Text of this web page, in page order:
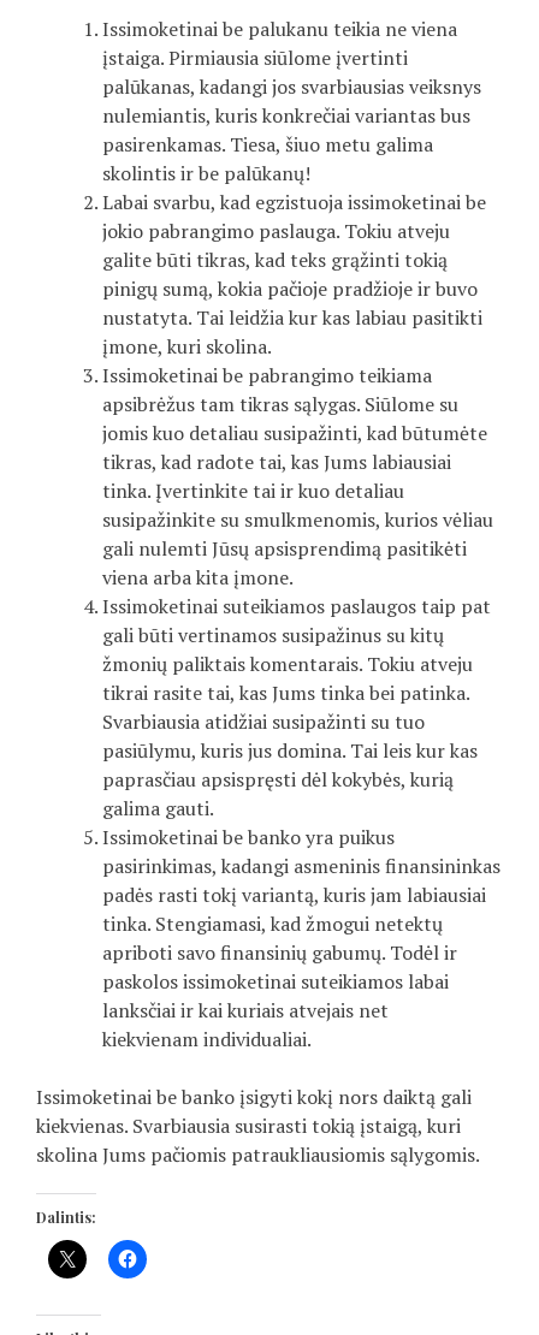
Issimoketinai be palukanu teikia ne viena
įstaiga. Pirmiausia siūlome įvertinti
palūkanas, kadangi jos svarbiausias veiksnys
nulemiantis, kuris konkrečiai variantas bus
pasirenkamas. Tiesa, šiuo metu galima
skolintis ir be palūkanų!
Labai svarbu, kad egzistuoja issimoketinai be
jokio pabrangimo paslauga. Tokiu atveju
galite būti tikras, kad teks grąžinti tokią
pinigų sumą, kokia pačioje pradžioje ir buvo
nustatyta. Tai leidžia kur kas labiau pasitikti
įmone, kuri skolina.
Issimoketinai be pabrangimo teikiama
apsibrėžus tam tikras sąlygas. Siūlome su
jomis kuo detaliau susipažinti, kad būtumėte
tikras, kad radote tai, kas Jums labiausiai
tinka. Įvertinkite tai ir kuo detaliau
susipažinkite su smulkmenomis, kurios vėliau
gali nulemti Jūsų apsisprendimą pasitikėti
viena arba kita įmone.
Issimoketinai suteikiamos paslaugos taip pat
gali būti vertinamos susipažinus su kitų
žmonių paliktais komentarais. Tokiu atveju
tikrai rasite tai, kas Jums tinka bei patinka.
Svarbiausia atidžiai susipažinti su tuo
pasiūlymu, kuris jus domina. Tai leis kur kas
paprasčiau apsispręsti dėl kokybės, kurią
galima gauti.
Issimoketinai be banko yra puikus
pasirinkimas, kadangi asmeninis finansininkas
padės rasti tokį variantą, kuris jam labiausiai
tinka. Stengiamasi, kad žmogui netektų
apriboti savo finansinių gabumų. Todėl ir
paskolos issimoketinai suteikiamos labai
lanksčiai ir kai kuriais atvejais net
kiekvienam individualiai.
Issimoketinai be banko įsigyti kokį nors daiktą gali
kiekvienas. Svarbiausia susirasti tokią įstaigą, kuri
skolina Jums pačiomis patraukliausiomis sąlygomis.
Dalintis: